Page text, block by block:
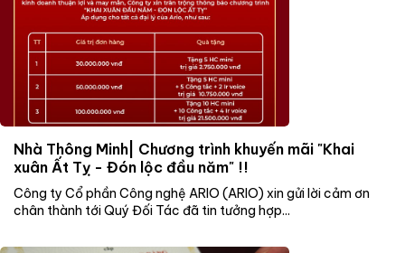
Nhà Thông Minh| Chương trình khuyến mãi "Khai
xuân Ất Tỵ - Đón lộc đầu năm" !!
Công ty Cổ phần Công nghệ ARIO (ARIO) xin gửi lời cảm ơn
chân thành tới Quý Đối Tác đã tin tưởng hợp...